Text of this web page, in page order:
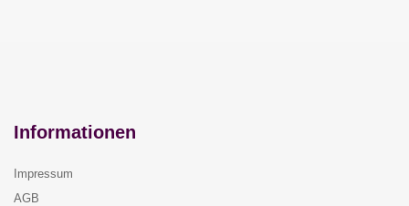
Informationen
Impressum
AGB